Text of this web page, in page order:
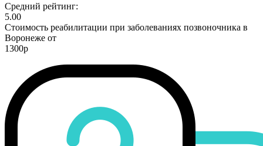
Средний рейтинг:
5.00
Стоимость реабилитации при заболеваниях позвоночника в
Воронеже от
1300р